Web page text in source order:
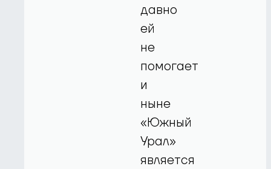
давно
ей
не
помогает
и
ныне
«Южный
Урал»
является